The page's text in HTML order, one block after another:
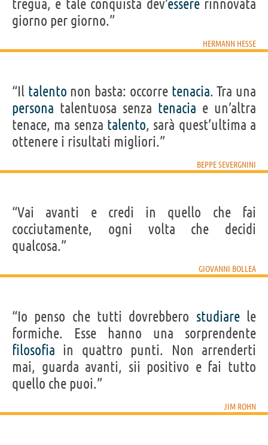
tregua, e tale conquista dev’essererinnovata
giorno per giorno.”
HERMANN HESSE
“Il talento non basta: occorre tenacia. Tra una
persona talentuosa senza tenacia e un’altra
tenace, ma senza talento, sarà quest’ultima a
ottenere i risultati migliori.”
BEPPE SEVERGNINI
“Vai avanti e credi in quello che fai
cocciutamente, ogni volta che decidi
qualcosa.”
GIOVANNI BOLLEA
“Io penso che tutti dovrebbero studiarele
formiche. Esse hanno una sorprendente
filosofia in quattro punti. Non arrenderti
mai, guarda avanti, sii positivo e fai tutto
quello che puoi.”
JIM ROHN